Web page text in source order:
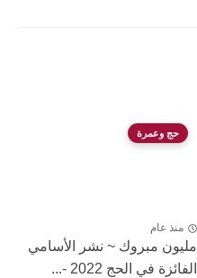
حج وعمرة
منذ عام
مليون مبروك ~ نشر الأسامي
الفائزة في الحج 2022 -...